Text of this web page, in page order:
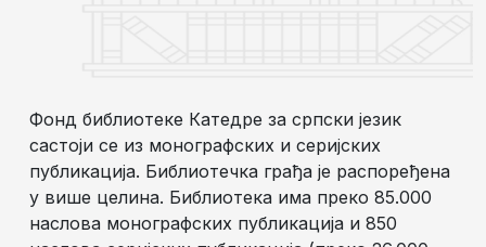
Фонд библиотеке Катедре за српски језик
састоји се из монографских и серијских
публикација. Библиотечка грађа је распоређена
у више целина. Библиотека има преко 85.000
наслова монографских публикација и 850